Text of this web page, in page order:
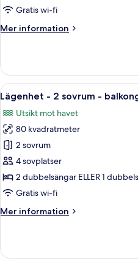
Gratis wi-fi
Mer information
Mer
Öppna
alla
foton
för
Lägenhet
-
2
sovrum
balkong
9
Lägenhet - 2 sovrum -
Utsikt mot havet
80 kvadratmeter
2 sovrum
4 sovplatser
2 dubbelsängar ELLER 1
Gratis wi-fi
Mer information
Mer
-